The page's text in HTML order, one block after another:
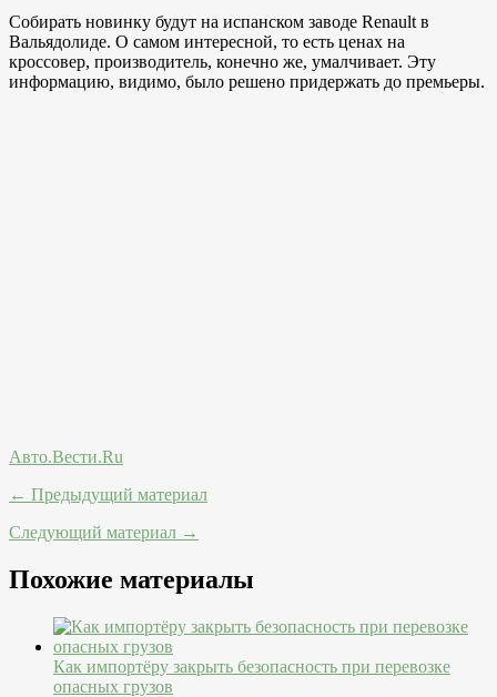
Собирать новинку будут на испанском заводе Renault в
Вальядолиде. О самом интересной, то есть ценах на
кроссовер, производитель, конечно же, умалчивает. Эту
информацию, видимо, было решено придержать до премьеры.
Авто.Вести.Ru
← Предыдущий материал
Следующий материал →
Похожие материалы
Как импортёру закрыть безопасность при перевозке
опасных грузов